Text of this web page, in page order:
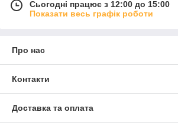
Сьогодні працює з 12:00 до 15:00
Показати весь графік роботи
Про нас
Контакти
Доставка та оплата